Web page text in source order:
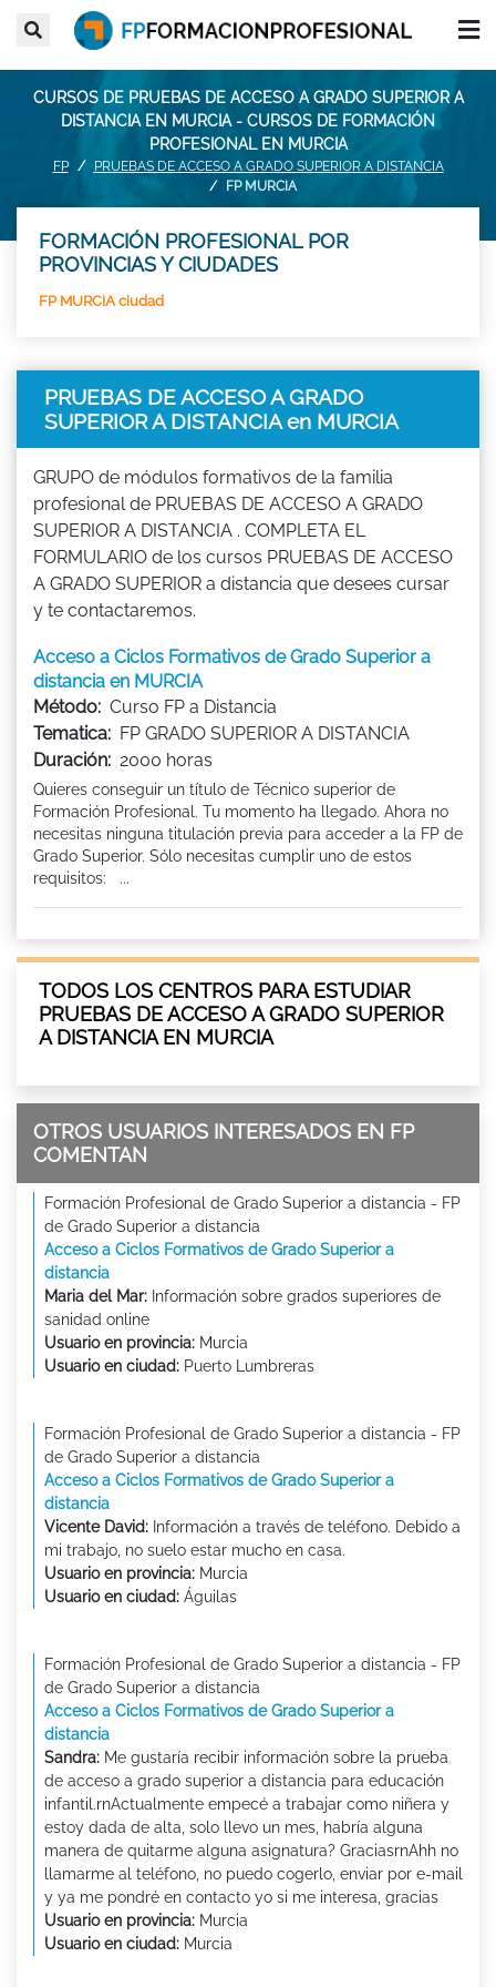
CURSOS DE PRUEBAS DE ACCESO A GRADO SUPERIOR A
DISTANCIA EN MURCIA - CURSOS DE FORMACIÓN
PROFESIONAL EN MURCIA
FP
PRUEBAS DE ACCESO A GRADO SUPERIOR A DISTANCIA
FP MURCIA
FORMACIÓN PROFESIONAL POR
PROVINCIAS Y CIUDADES
FP MURCIA ciudad
PRUEBAS DE ACCESO A GRADO
SUPERIOR A DISTANCIA en MURCIA
GRUPO de módulos formativos de la familia
profesional de PRUEBAS DE ACCESO A GRADO
SUPERIOR A DISTANCIA . COMPLETA EL
FORMULARIO de los cursos PRUEBAS DE ACCESO
A GRADO SUPERIOR a distancia que desees cursar
y te contactaremos.
Acceso a Ciclos Formativos de Grado Superior a
distancia en MURCIA
Método: Curso FP a Distancia
Tematica: FP GRADO SUPERIOR A DISTANCIA
Duración: 2000 horas
Quieres conseguir un título de Técnico superior de
Formación Profesional. Tu momento ha llegado. Ahora no
necesitas ninguna titulación previa para acceder a la FP de
Grado Superior. Sólo necesitas cumplir uno de estos
requisitos: ...
TODOS LOS CENTROS PARA ESTUDIAR
PRUEBAS DE ACCESO A GRADO SUPERIOR
A DISTANCIA EN MURCIA
OTROS USUARIOS INTERESADOS EN FP
COMENTAN
Formación Profesional de Grado Superior a distancia - FP
de Grado Superior a distancia
Acceso a Ciclos Formativos de Grado Superior a
distancia
Maria del Mar: Información sobre grados superiores de
sanidad online
Usuario en provincia: Murcia
Usuario en ciudad: Puerto Lumbreras
Formación Profesional de Grado Superior a distancia - FP
de Grado Superior a distancia
Acceso a Ciclos Formativos de Grado Superior a
distancia
Vicente David: Información a través de teléfono. Debido a
mi trabajo, no suelo estar mucho en casa.
Usuario en provincia: Murcia
Usuario en ciudad: Águilas
Formación Profesional de Grado Superior a distancia - FP
de Grado Superior a distancia
Acceso a Ciclos Formativos de Grado Superior a
distancia
Sandra: Me gustaría recibir información sobre la prueba
de acceso a grado superior a distancia para educación
infantil.rnActualmente empecé a trabajar como niñera y
estoy dada de alta, solo llevo un mes, habría alguna
manera de quitarme alguna asignatura? GraciasrnAhh no
llamarme al teléfono, no puedo cogerlo, enviar por e-mail
y ya me pondré en contacto yo si me interesa, gracias
Usuario en provincia: Murcia
Usuario en ciudad: Murcia